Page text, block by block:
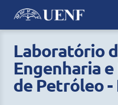
Laboratório
Engenharia
de Petróleo -